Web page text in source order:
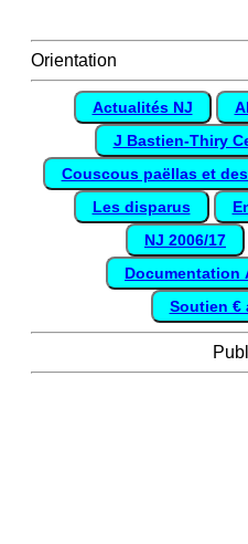
Orientation
Actualités NJ
J Bastien-Thiry
Couscous paëllas et
Les disparus
NJ 2006/17
Documentation
Soutien €